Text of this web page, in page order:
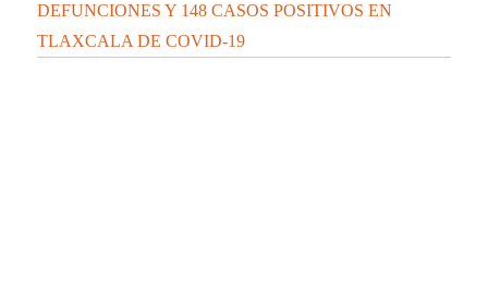
DEFUNCIONES Y 148 CASOS POSITIVOS EN
TLAXCALA DE COVID-19